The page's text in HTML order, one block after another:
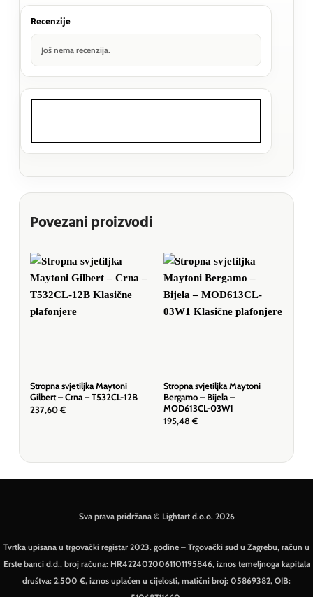
Recenzije
Još nema recenzija.
Povezani proizvodi
Stropna svjetiljka Maytoni
Gilbert – Crna – T532CL-12B
237,60 €
Stropna svjetiljka Maytoni
Bergamo – Bijela –
MOD613CL-03W1
195,48 €
Sva prava pridržana © Lightart d.o.o. 2026
Tvrtka upisana u trgovački registar 2023. godine – Trgovački sud u Zagrebu, račun u
Erste banci d.d., broj računa: HR4224020061101195846, iznos temeljnoga kapitala
društva: 2.500 €, iznos uplaćen u cijelosti, matični broj: 05869382, OIB: